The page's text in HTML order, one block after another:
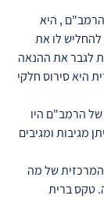
, היא
לו את
לגבר את ההנאה
היא סירוס חלקי
של הרמב"ם היו
מגיבות ומגיבים
של מה
טקס ברית